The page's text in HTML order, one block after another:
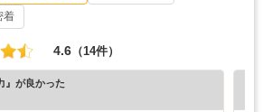
着
4.6 （14件）
』が良かった